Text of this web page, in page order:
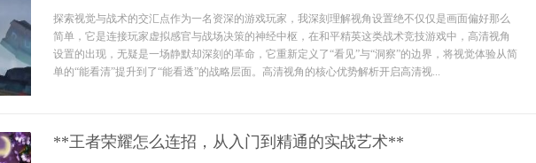
探索视觉与战术的交汇点作为一名资深的游戏玩家，我深刻理解视角设置绝不仅仅是画面偏好那么
简单，它是连接玩家虚拟感官与战场决策的神经中枢，在和平精英这类战术竞技游戏中，高清视角
设置的出现，无疑是一场静默却深刻的革命，它重新定义了“看见”与“洞察”的边界，将视觉体验从简
单的“能看清”提升到了“能看透”的战略层面。高清视角的核心优势解析开启高清视...
**王者荣耀怎么连招，从入门到精通的实战艺术**